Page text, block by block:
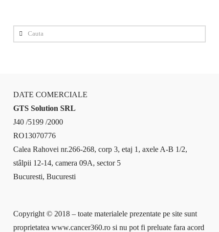
Cauta
DATE COMERCIALE
GTS Solution SRL
J40 /5199 /2000
RO13070776
Calea Rahovei nr.266-268, corp 3, etaj 1, axele A-B 1/2,
stâlpii 12-14, camera 09A, sector 5
Bucuresti, Bucuresti
Copyright © 2018 – toate materialele prezentate pe site sunt
proprietatea www.cancer360.ro si nu pot fi preluate fara acord